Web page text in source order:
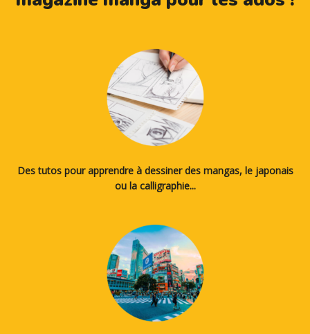
Des tutos pour apprendre à dessiner des mangas, le japonais
ou la calligraphie...